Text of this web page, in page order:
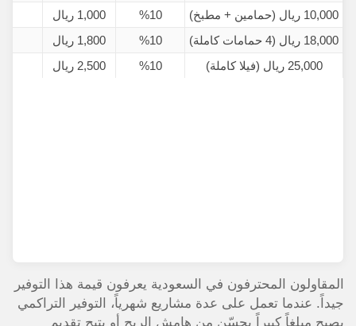
10,000 ريال (حمامين + مطبخ)
%10 1,000 ريال
18,000 ريال (4 حمامات كاملة)
%10 1,800 ريال
25,000 ريال (فيلا كاملة)
%10 2,500 ريال
المقاولون المحترفون في السعودية يعرفون قيمة هذا التوفير
جيداً. عندما تعمل على عدة مشاريع شهرياً، التوفير التراكمي
يصبح مبلغاً كبيراً يحسّن من هامش الربح أو يتيح تقديم